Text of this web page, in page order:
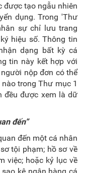
được tạo ngẫu nhiên
dụng. Trong 'Thư
sự chỉ lưu trang
hiệu số. Thông tin
dạng bất kỳ cá
tin này kết hợp với
nộp đơn có thể
trong Thư mục 1
đều được xem là dữ
đến”
đến một cá nhân
tội phạm; hồ sơ về
việc; hoặc kỷ lục về